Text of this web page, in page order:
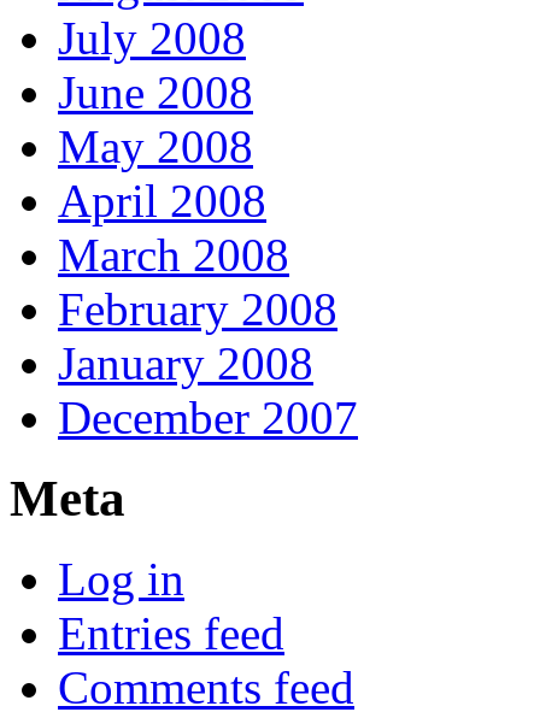
July 2008
June 2008
May 2008
April 2008
March 2008
February 2008
January 2008
December 2007
Meta
Log in
Entries feed
Comments feed